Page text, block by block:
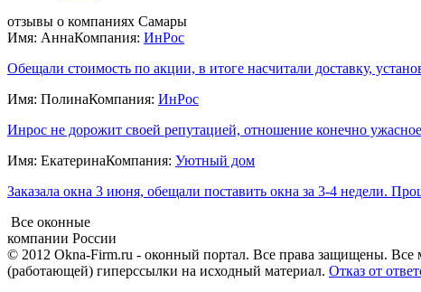
отзывы о компаниях Самары
Имя: АннаКомпания: ИнРос
Обещали стоимость по акции, в итоге насчитали доставку,
Имя: ПолинаКомпания: ИнРос
Инрос не дорожит своей репутацией, отношение конечно
Имя: ЕкатеринаКомпания: Уютный дом
Заказала окна 3 июня, обещали поставить окна за 3-4 недели.
Все оконные
компании России
© 2012 Okna-Firm.ru - оконный портал. Все права защищены. Все
(работающей) гиперссылки на исходный материал. Отказ от